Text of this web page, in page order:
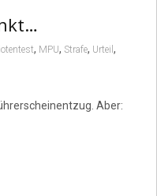
, MPU, Strafe, Urteil ,
Aber: